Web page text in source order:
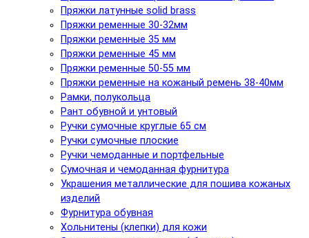
Пряжки латунные solid brass
Пряжки ременные 30-32мм
Пряжки ременные 35 мм
Пряжки ременные 45 мм
Пряжки ременные 50-55 мм
Пряжки ременные на кожаный ремень 38-40мм
Рамки, полукольца
Рант обувной и унтовый
Ручки сумочные круглые 65 см
Ручки сумочные плоские
Ручки чемоданные и портфельные
Сумочная и чемоданная фурнитура
Украшения металлические для пошива кожаных
изделий
Фурнитура обувная
Хольнитены (клепки) для кожи